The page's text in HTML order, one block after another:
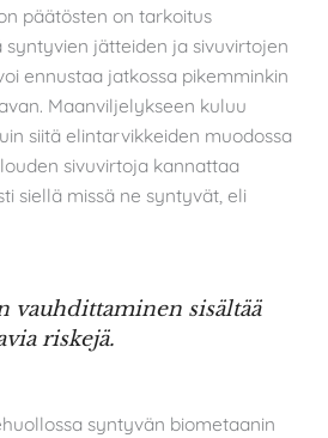
päätösten on tarkoitus
syntyvien jätteiden ja sivuvirtojen
ennustaa jatkossa pikemminkin
Maanviljelykseen kuluu
siitä elintarvikkeiden muodossa
sivuvirtoja kannattaa
siellä missä ne syntyvät, eli
vauhdittaminen sisältää
riskejä.
syntyvän biometaanin